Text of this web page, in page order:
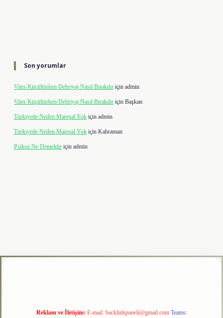
Son yorumlar
Vites Küçültürken Debriyaj Nasıl Bırakılır için admin
Vites Küçültürken Debriyaj Nasıl Bırakılır için Başkan
Türkiyede Neden Mareşal Yok için admin
Türkiyede Neden Mareşal Yok için Kahraman
Psikoz Ne Demektir için admin
Reklam ve İletişim: E-mail: backlinkpaneli@gmail.com Teams: